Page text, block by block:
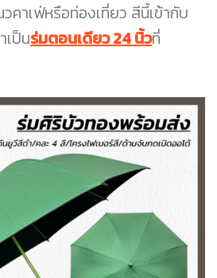
คาเฟ่หรือท่องเที่ยว สีนี้เข้ากับ
ป็นร่มตอนเดียว 24 นิ้วที่